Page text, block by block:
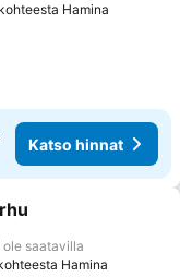
Hamina
Katso hinnat
saatavilla
Hamina